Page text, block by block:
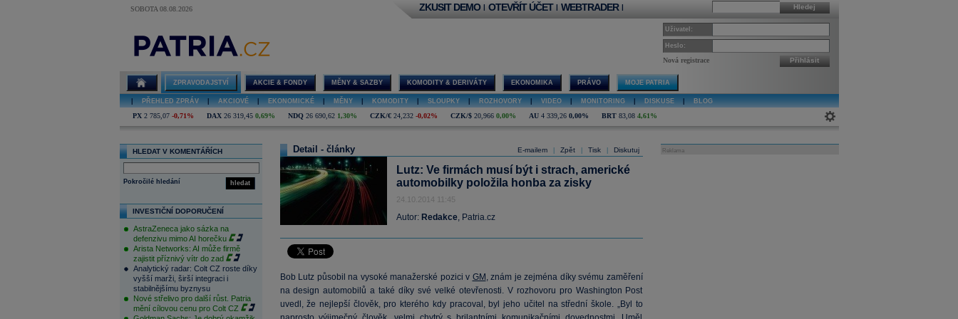
SOBOTA 08.08.2026 Hledej
ZKUSIT DEMO | OTEVŘÍT ÚČET | WEBTRADER |
Uživatel:
Heslo:
Nová registrace Přihlásit
ZPRAVODAJSTVÍ AKCIE & FONDY MĚNY & SAZBY KOMODITY & DERIVÁTY EKONOMIKA PRÁVO MOJE PATRIA
PŘEHLED ZPRÁV AKCIOVÉ EKONOMICKÉ MĚNY KOMODITY SLOUPKY ROZHOVORY VIDEO MONITORING DISKUSE BLOG
PX 2 785,07 -0,71% DAX 26 319,45 0,69% NDQ 26 690,62 1,30% CZK/€ 24,232 -0,02% CZK/$ 20,966 0,00% AU 4 339,26 0,00% BRT 83,08 4,61%
HLEDAT V KOMENTÁŘÍCH
hledat
Pokročilé hledání
INVESTIČNÍ DOPORUČENÍ
AstraZeneca jako sázka na
defenzivu mimo AI horečku
Arista Networks: AI může firmě
zajistit příznivý vítr do zad
Analytický radar: Colt CZ roste díky
vyšší marži, širší integraci i
stabilnějšímu byznysu
Nové střelivo pro další růst. Patria
mění cílovou cenu pro Colt CZ
E-mailem Zpět Tisk Diskutuj
Detail - články
Lutz: Ve firmách musí být i strach, americké
automobilky položila honba za zisky
24.10.2014 11:45
Autor: Redakce, Patria.cz
Bob Lutz působil na vysoké manažerské pozici v GM , znám je zejména díky svému zaměření
na design automobilů a také díky své velké otevřenosti. V rozhovoru pro Washington Post
uvedl, že nejlepší člověk, pro kterého kdy pracoval, byl jeho učitel na střední škole. „Byl to
Reklama